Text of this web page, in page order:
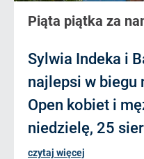
Piąta piątka za
Sylwia Indeka i
najlepsi w biegu
Open kobiet i
niedzielę, 25
czytaj więcej